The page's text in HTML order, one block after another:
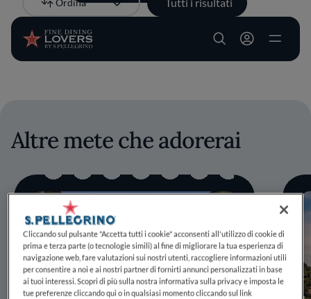
Salta al contenuto principale
User account
Ordina
Più recente
Altre mete che adorerai
Cliccando sul pulsante "Accetta tutti i cookie" acconsenti all'utilizzo di cookie di
prima e terza parte (o tecnologie simili) al fine di migliorare la tua esperienza di
navigazione web, fare valutazioni sui nostri utenti, raccogliere informazioni utili
per consentire a noi e ai nostri partner di fornirti annunci personalizzati in base
ai tuoi interessi. Scopri di più sulla nostra informativa sulla privacy e imposta le
tue preferenze cliccando qui o in qualsiasi momento cliccando sul link